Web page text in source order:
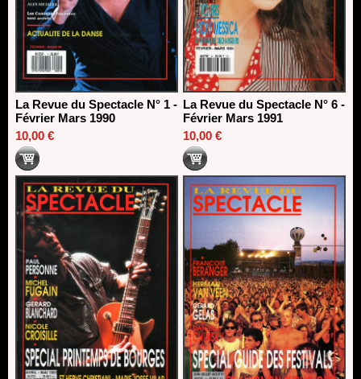
La Revue du Spectacle N° 1 -
Février Mars 1990
10,00 €
La Revue du Spectacle N° 6 -
Février Mars 1991
10,00 €